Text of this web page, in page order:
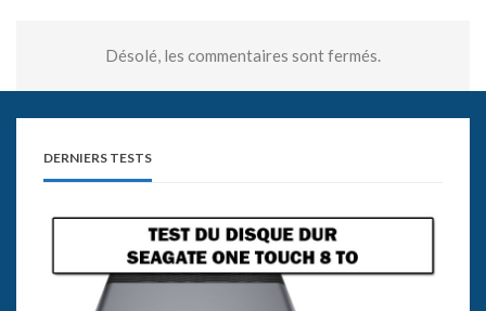
Désolé, les commentaires sont fermés.
DERNIERS TESTS